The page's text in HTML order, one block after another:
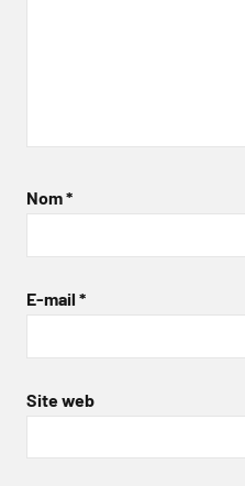
Nom*
E-mail *
Site web